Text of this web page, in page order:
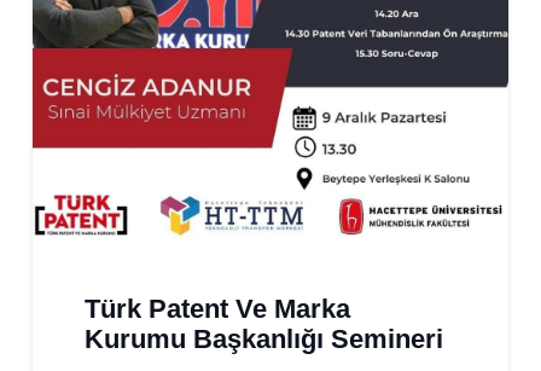
Türk Patent Ve Marka
Kurumu Başkanlığı Semineri